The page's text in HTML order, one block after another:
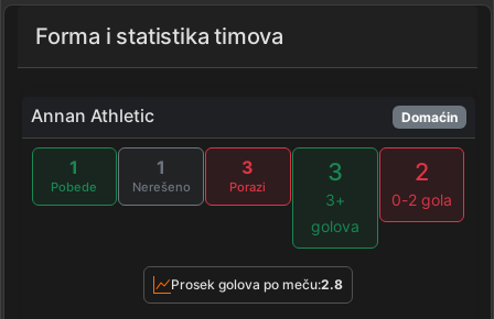
Forma i statistika timova
Annan Athletic Domaćin
1
Pobede
1
Nerešeno
3
Porazi
3
3+
golova
2
0-2 gola
Prosek golova po meču:2.8